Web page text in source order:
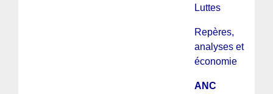
Luttes
Repères,
analyses et
économie
ANC